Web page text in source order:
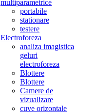
multiparametrice
portabile
stationare
testere
Electroforeza
analiza imagistica
geluri
electroforeza
Blottere
Blottere
Camere de
vizualizare
cuve orizontale